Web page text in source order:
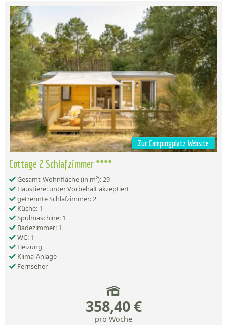
Zur Campingplatz Website
Cottage 2 Schlafzimmer ****
Gesamt-Wohnfläche (in m²): 29
Haustiere: unter Vorbehalt akzeptiert
getrennte Schlafzimmer: 2
Küche: 1
Spülmaschine: 1
Badezimmer: 1
WC: 1
Heizung
Klima-Anlage
Fernseher
358,40 €
pro Woche